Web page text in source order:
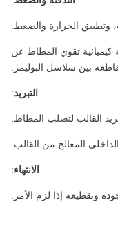
وتطبيق الحرارة والضغط.
تقوي المطاط عن
بين سلاسل البوليمر.
التبريد:
القالب لتصلب المطاط.
المعالج من القالب.
الانتهاء:
وتقطيعه إذا لزم الأمر.